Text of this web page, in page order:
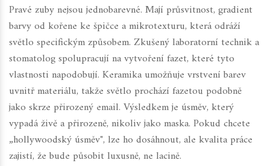
Pravé zuby nejsou jednobarevné. Mají průsvitnost, gradient
barvy od kořene ke špičce a mikrotexturu, která odráží
světlo specifickým způsobem. Zkušený laboratorní technik a
stomatolog spolupracují na vytvoření fazet, které tyto
vlastnosti napodobují. Keramika umožňuje vrstvení barev
uvnitř materiálu, takže světlo prochází fazetou podobně
jako skrze přirozený email. Výsledkem je úsměv, který
vypadá živě a přirozeně, nikoliv jako maska. Pokud chcete
„hollywoodský úsměv", lze ho dosáhnout, ale kvalita práce
zajistí, že bude působit luxusně, ne lacině.